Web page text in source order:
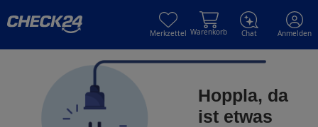
Merkzettel Warenkorb Chat Anmelden
Hoppla, da
ist etwas